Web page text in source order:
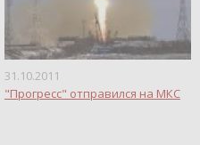
31.10.2011
"Прогресс" отправился на МКС